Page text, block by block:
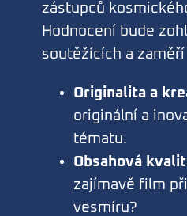
zástupců
Hodnocení bude
soutěžících a zaměří
Originalita a
originální a
tématu.
Obsahová
zajímavě film
vesmíru?